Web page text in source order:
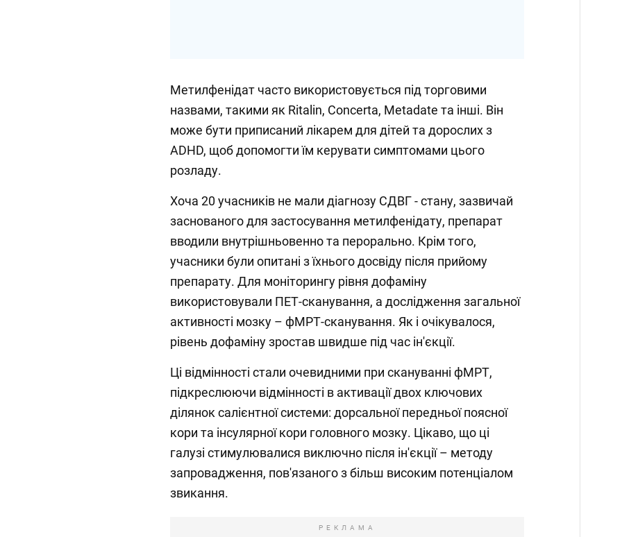
Метилфенідат часто використовується під торговими
назвами, такими як Ritalin, Concerta, Metadate та інші. Він
може бути приписаний лікарем для дітей та дорослих з
ADHD, щоб допомогти їм керувати симптомами цього
розладу.
Хоча 20 учасників не мали діагнозу СДВГ - стану, зазвичай
заснованого для застосування метилфенідату, препарат
вводили внутрішньовенно та перорально. Крім того,
учасники були опитані з їхнього досвіду після прийому
препарату. Для моніторингу рівня дофаміну
використовували ПЕТ-сканування, а дослідження загальної
активності мозку – фМРТ-сканування. Як і очікувалося,
рівень дофаміну зростав швидше під час ін'єкції.
Ці відмінності стали очевидними при скануванні фМРТ,
підкреслюючи відмінності в активації двох ключових
ділянок салієнтної системи: дорсальної передньої поясної
кори та інсулярної кори головного мозку. Цікаво, що ці
галузі стимулювалися виключно після ін'єкції – методу
запровадження, пов'язаного з більш високим потенціалом
звикання.
РЕКЛАМА